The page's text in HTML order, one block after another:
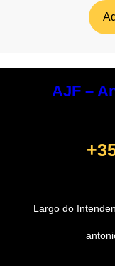
AJF –
Largo do